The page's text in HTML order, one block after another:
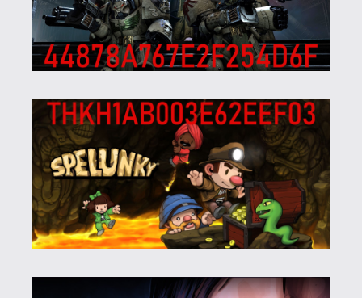
Írd még a listához az Overcooked 1-2 is.
Elvileg elindulnak a régi laptopon is, azért
vittem mindkettőt.
p34c3 2024.12.30 16:07:29
p34c3 2024.12.31 10:04:25 #1zt1b
Ilyen sokat nem szoktak adni, ha jól rémlik
havi 4-5 GoG kód, illetve ugyanennyi Epic
Store és saját amazononos játék. Van
amikor én is hónapokra elfelejtem,
jellemző, hogy a Prime-előfizetéssel
rendelkező ismerősök még csak nem is
hallottak a Prime Gaming-ről, de ha igen,
akkor is teljesen érdektelen számukra.
ajándékozom tovább! 😃